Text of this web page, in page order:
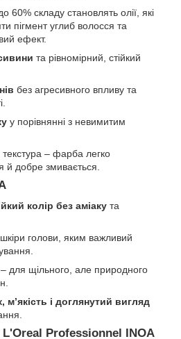
60% складу становлять олії, які
пігмент углиб волосся та
ефект.
та рівномірний, стійкий
без агресивного впливу та
у порівнянні з невимитим
– фарба легко
й добре змивається.
колір без аміаку та
голови, яким важливий
для щільного, але природного
м’якість і доглянутий вигляд
L'Oreal Professionnel INOA